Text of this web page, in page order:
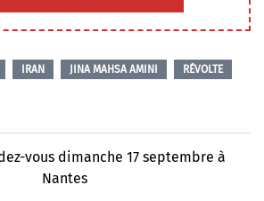
IRAN JINA MAHSA AMINI RÉVOLTE
vous dimanche 17 septembre à
Nantes